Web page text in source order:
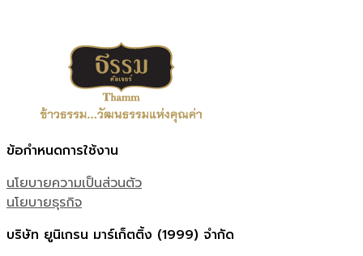
ข้อกำหนดการใช้งาน
นโยบายความเป็นส่วนตัว
นโยบายธุรกิจ
บริษัท ยูนิเกรน มาร์เก็ตติ้ง (1999) จำกัด